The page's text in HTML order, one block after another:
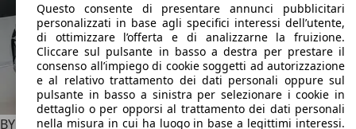
BYD Atto 3 Atto 3 2025 Comfort
Questo consente di presentare annunci pubblicitari
personalizzati in base agli specifici interessi dell’utente,
di ottimizzare l’offerta e di analizzarne la fruizione.
Cliccare sul pulsante in basso a destra per prestare il
consenso all’impiego di cookie soggetti ad autorizzazione
e al relativo trattamento dei dati personali oppure sul
pulsante in basso a sinistra per selezionare i cookie in
dettaglio o per opporsi al trattamento dei dati personali
nella misura in cui ha luogo in base a legittimi interessi.